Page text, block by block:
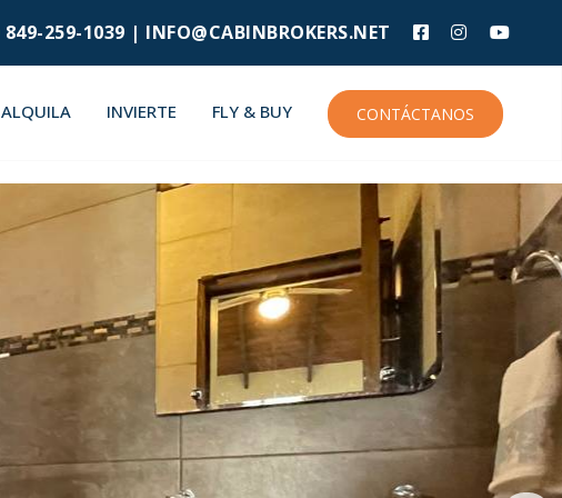
849-259-1039 | INFO@CABINBROKERS.NET
ALQUILA INVIERTE FLY & BUY CONTÁCTANOS